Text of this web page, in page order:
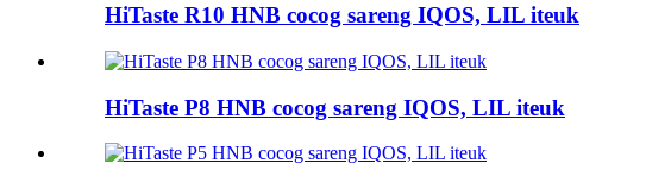
HiTaste R10 HNB cocog sareng IQOS, LIL iteuk
HiTaste P8 HNB cocog sareng IQOS, LIL iteuk